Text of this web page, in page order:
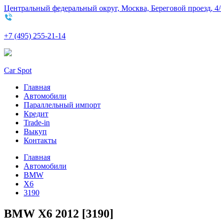
Центральный федеральный округ, Москва, Береговой проезд,
+7 (495) 255-21-14
Car Spot
Главная
Автомобили
Параллельный импорт
Кредит
Trade-in
Выкуп
Контакты
Главная
Автомобили
BMW
X6
3190
BMW X6 2012 [3190]